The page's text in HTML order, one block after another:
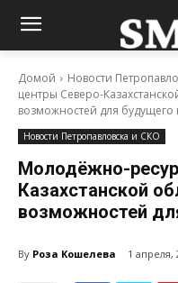
Домой Новости
центры Северо-
возможностей для будущего
Новости Петропавловска и СКО
Молодёжно-
Казахстанской
возможностей
By Роза Кошелева 1 апреля,